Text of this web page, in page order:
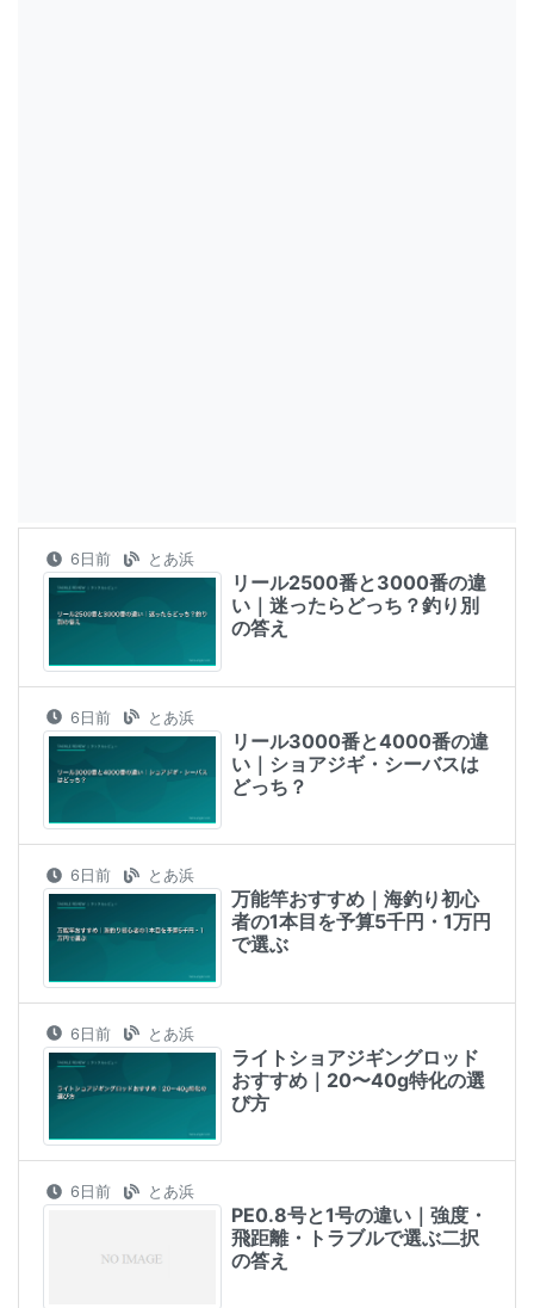
6日前 とあ浜
リール2500番と3000番の違
い｜迷ったらどっち？釣り別
の答え
6日前 とあ浜
リール3000番と4000番の違
い｜ショアジギ・シーバスは
どっち？
6日前 とあ浜
万能竿おすすめ｜海釣り初心
者の1本目を予算5千円・1万円
で選ぶ
6日前 とあ浜
ライトショアジギングロッド
おすすめ｜20〜40g特化の選
び方
6日前 とあ浜
PE0.8号と1号の違い｜強度・
飛距離・トラブルで選ぶ二択
の答え